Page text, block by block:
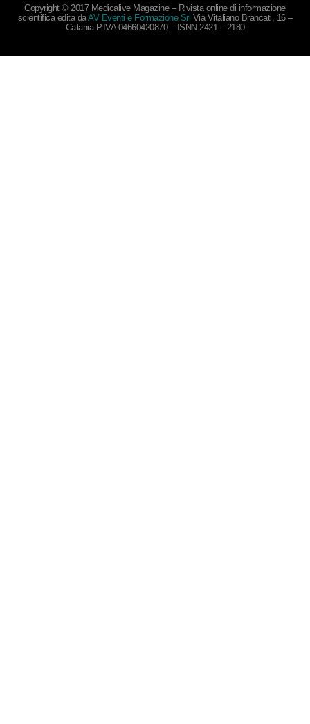
Copyright © 2017 Medicalive Magazine – Rivista online di informazione
scientifica edita daAV Eventi e Formazione Srl Via Vitaliano Brancati, 16 –
Catania P.IVA 04660420870 – ISNN 2421 – 2180